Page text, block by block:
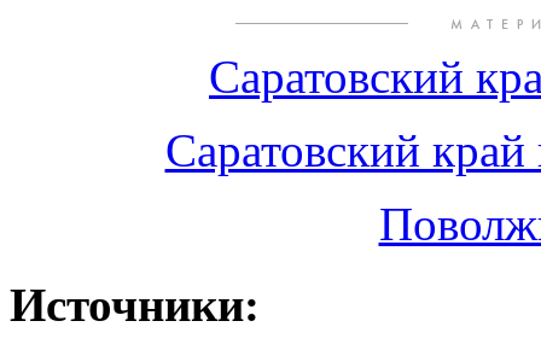
Саратовский
Саратовский
Источники: